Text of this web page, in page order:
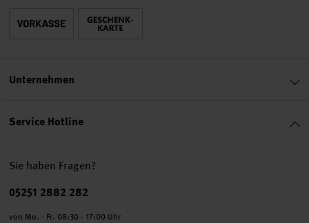
Service Hotline
Sie haben Fragen?
Telefonnummer
05251 2882 282
von Mo. - Fr. 08:30 - 17:00 Uhr
Unternehmen